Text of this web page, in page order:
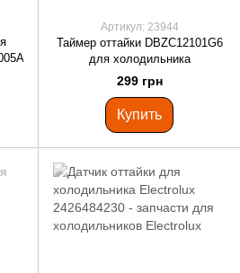
Артикул: 23944
Таймер оттайки DBZC12101G6
для холодильника
299 грн
Купить